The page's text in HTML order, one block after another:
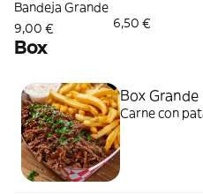
Bandeja Grande
9,00 €
6,50 €
Box
Box Grande
Carne con